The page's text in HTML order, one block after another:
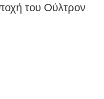
του Ούλτρον